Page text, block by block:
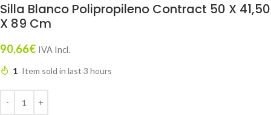
Silla Blanco Polipropileno Contract 50 X 41,50
X 89 Cm
90,66€ IVA Incl.
1 Item sold in last 3 hours